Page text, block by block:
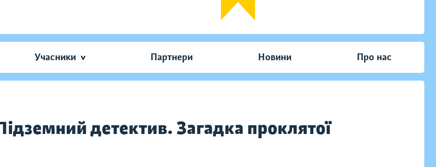
Учасники Партнери Новини Про нас
детектив. Загадка проклятої